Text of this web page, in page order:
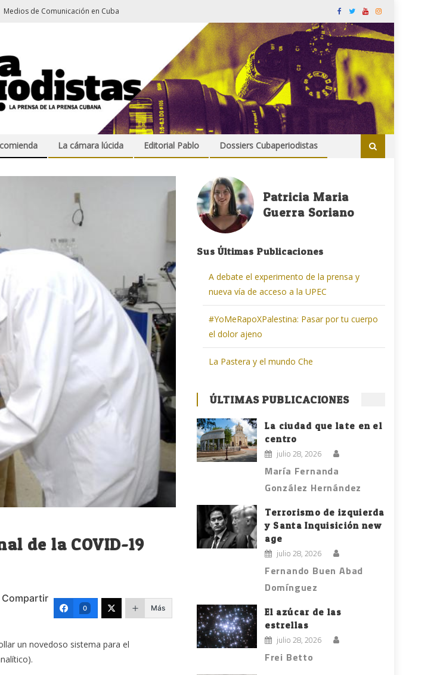
Medios de Comunicación en Cuba
La cámara lúcida Editorial Pablo Dossiers Cubaperiodistas
de la COVID-19
Compartir
0 Más
un novedoso sistema para el
Patricia Maria
Guerra Soriano
Sus Últimas Publicaciones
A debate el experimento de la prensa y
nueva vía de acceso a la UPEC
#YoMeRapoXPalestina: Pasar por tu cuerpo
el dolor ajeno
La Pastera y el mundo Che
ÚLTIMAS PUBLICACIONES
La ciudad que late en el
centro
julio 28, 2026
María Fernanda
González Hernández
Terrorismo de izquierda
y Santa Inquisición new
age
julio 28, 2026
Fernando Buen Abad
Domínguez
El azúcar de las
estrellas
julio 28, 2026
Frei Betto